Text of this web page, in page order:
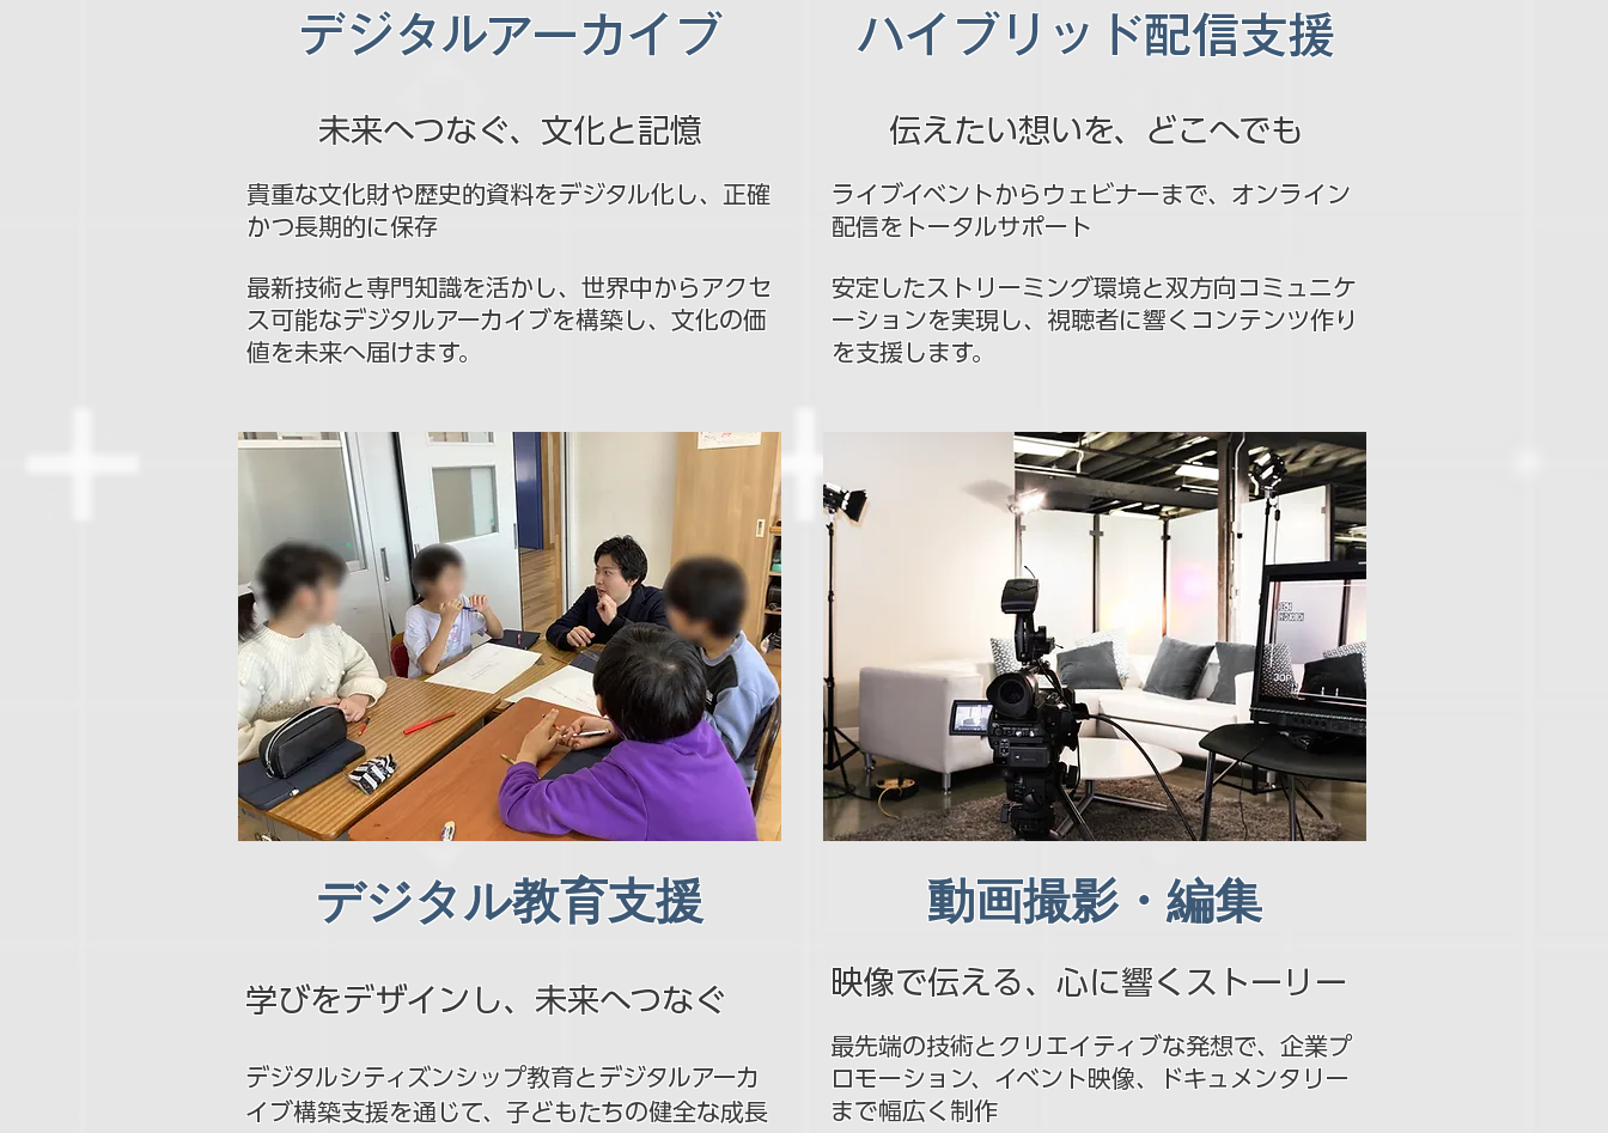
デジタルアーカイブ
未来へつなぐ、文化と記憶
貴重な文化財や歴史的資料をデジタル化し、正確
かつ長期的に保存
最新技術と専門知識を活かし、世界中からアクセ
ス可能なデジタルアーカイブを構築し、文化の価
値を未来へ届けます。
ハイブリッド配信支援
伝えたい想いを、どこへでも
ライブイベントからウェビナーまで、オンライン
配信をトータルサポート
安定したストリーミング環境と双方向コミュニケ
ーションを実現し、視聴者に響くコンテンツ作り
を支援します。
デジタル教育支援
学びをデザインし、未来へつなぐ
デジタルシティズンシップ教育とデジタルアーカ
イブ構築支援を通じて、子どもたちの健全な成長
​動画撮影・編集
映像で伝える、心に響くストーリー
最先端の技術とクリエイティブな発想で、企業プ
ロモーション、イベント映像、ドキュメンタリー
まで幅広く制作